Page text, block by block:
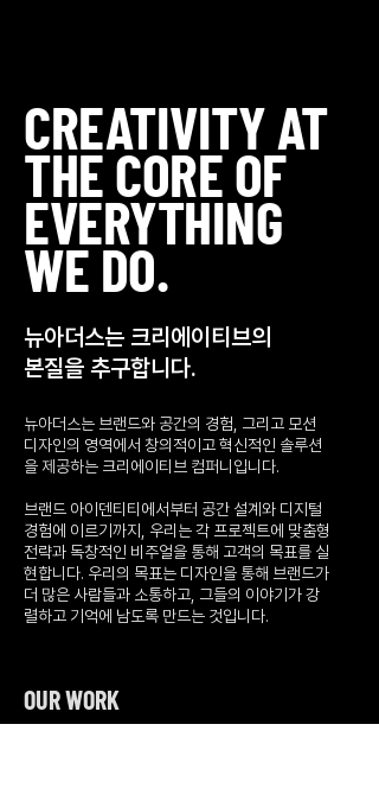
PHANTOM 2023
영화 [유령] 타이틀 시퀀스 모션 그래픽스 | 2023. 1.
PHANTOM 2023
영화 [유령] 예고편 모션 그래픽스 | 2023. 1.
CREATIVITY AT
THE CORE OF
EVERYTHING
WE DO.
뉴아더스는 크리에이티브의
본질을 추구합니다.
뉴아더스는 브랜드와 공간의 경험, 그리고 모션
디자인의 영역에서 창의적이고 혁신적인 솔루션
을 제공하는 크리에이티브 컴퍼니입니다.
브랜드 아이덴티티에서부터 공간 설계와 디지털
경험에 이르기까지, 우리는 각 프로젝트에 맞춤형
전략과 독창적인 비주얼을 통해 고객의 목표를 실
현합니다. 우리의 목표는 디자인을 통해 브랜드가
더 많은 사람들과 소통하고, 그들의 이야기가 강
렬하고 기억에 남도록 만드는 것입니다.
OUR WORK